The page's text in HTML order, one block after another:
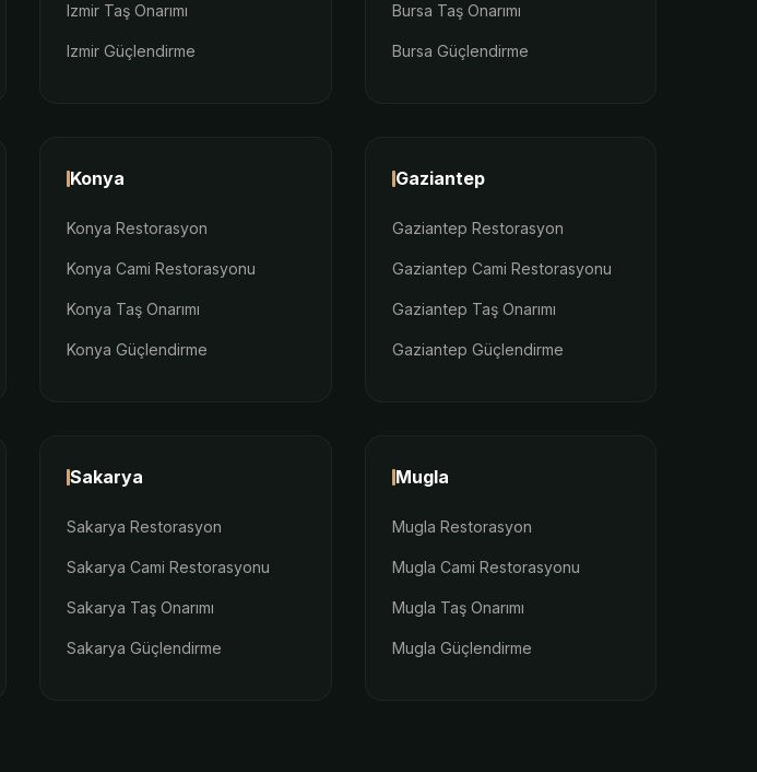
Izmir Taş Onarımı
Izmir Güçlendirme
Bursa Taş Onarımı
Bursa Güçlendirme
Konya
Konya Restorasyon
Konya Cami Restorasyonu
Konya Taş Onarımı
Konya Güçlendirme
Gaziantep
Gaziantep Restorasyon
Gaziantep Cami Restorasyonu
Gaziantep Taş Onarımı
Gaziantep Güçlendirme
Sakarya
Sakarya Restorasyon
Sakarya Cami Restorasyonu
Sakarya Taş Onarımı
Sakarya Güçlendirme
Mugla
Mugla Restorasyon
Mugla Cami Restorasyonu
Mugla Taş Onarımı
Mugla Güçlendirme